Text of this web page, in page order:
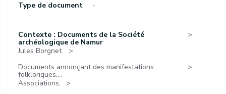
Type de document
-
Contexte : Documents de la Société
archéologique de Namur
Jules Borgnet.
Documents annonçant des manifestations
folkloriques,...
Associations.